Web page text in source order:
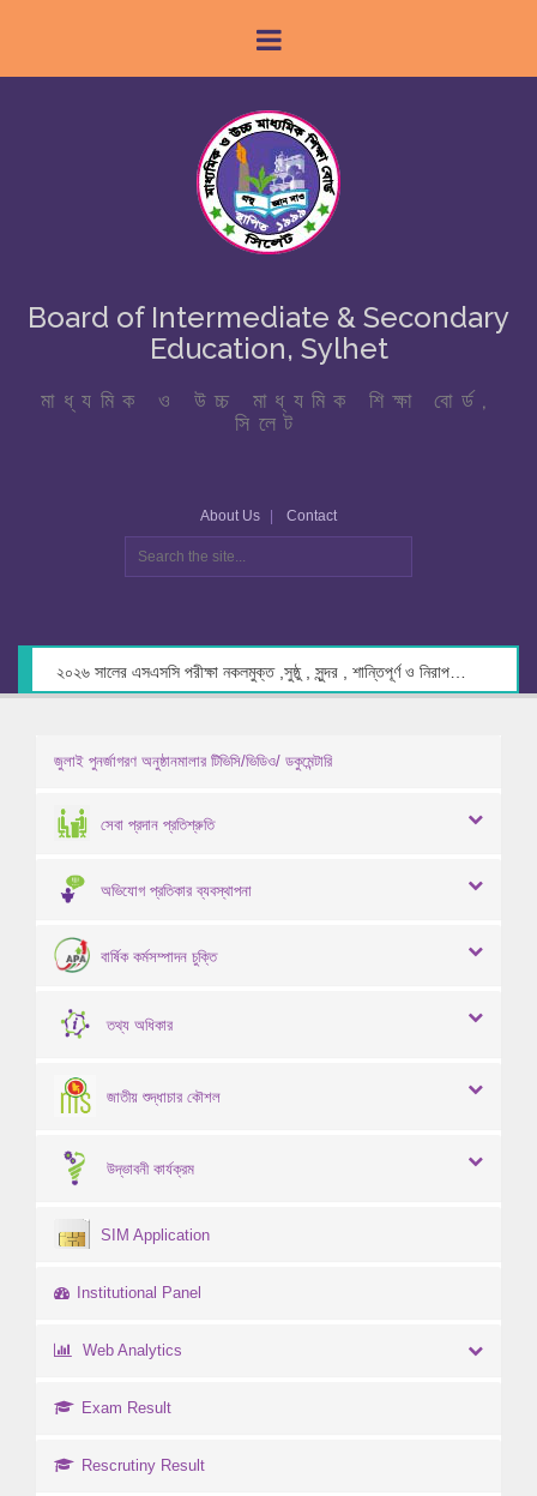
Board of Intermediate & Secondary
Education, Sylhet
মাধ্যমিক ও উচ্চ মাধ্যমিক শিক্ষা বোর্ড,
সিলেট
About Us Contact
জুলাই পুনর্জাগরণ অনুষ্ঠানমালার টিভিসি/ভিডিও/ ডকুমেন্টারি
সেবা প্রদান প্রতিশ্রুতি
অভিযোগ প্রতিকার ব্যবস্থাপনা
বার্ষিক কর্মসম্পাদন চুক্তি
তথ্য অধিকার
জাতীয় শুদ্ধাচার কৌশল
উদ্ভাবনী কার্যক্রম
SIM Application
Institutional Panel
Web Analytics
Exam Result
Rescrutiny Result